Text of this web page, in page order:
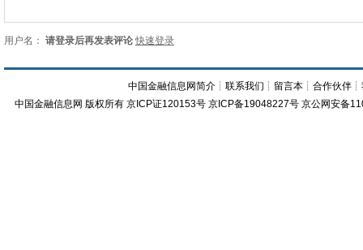
用户名： 请登录后再发表评论 快速登录
中国金融信息网简介 ┊联系我们 ┊ 留言本 ┊合作伙伴 ┊
中国金融信息网 版权所有 京ICP证120153号 京ICP备19048227号 京公网安备